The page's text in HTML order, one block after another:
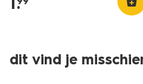
dit vind je